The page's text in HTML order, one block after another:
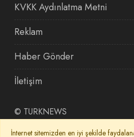
KVKK Aydınlatma Metni
Reklam
Haber Gönder
İletişim
© TURKNEWS
İnternet sitemizden en iyi şekilde